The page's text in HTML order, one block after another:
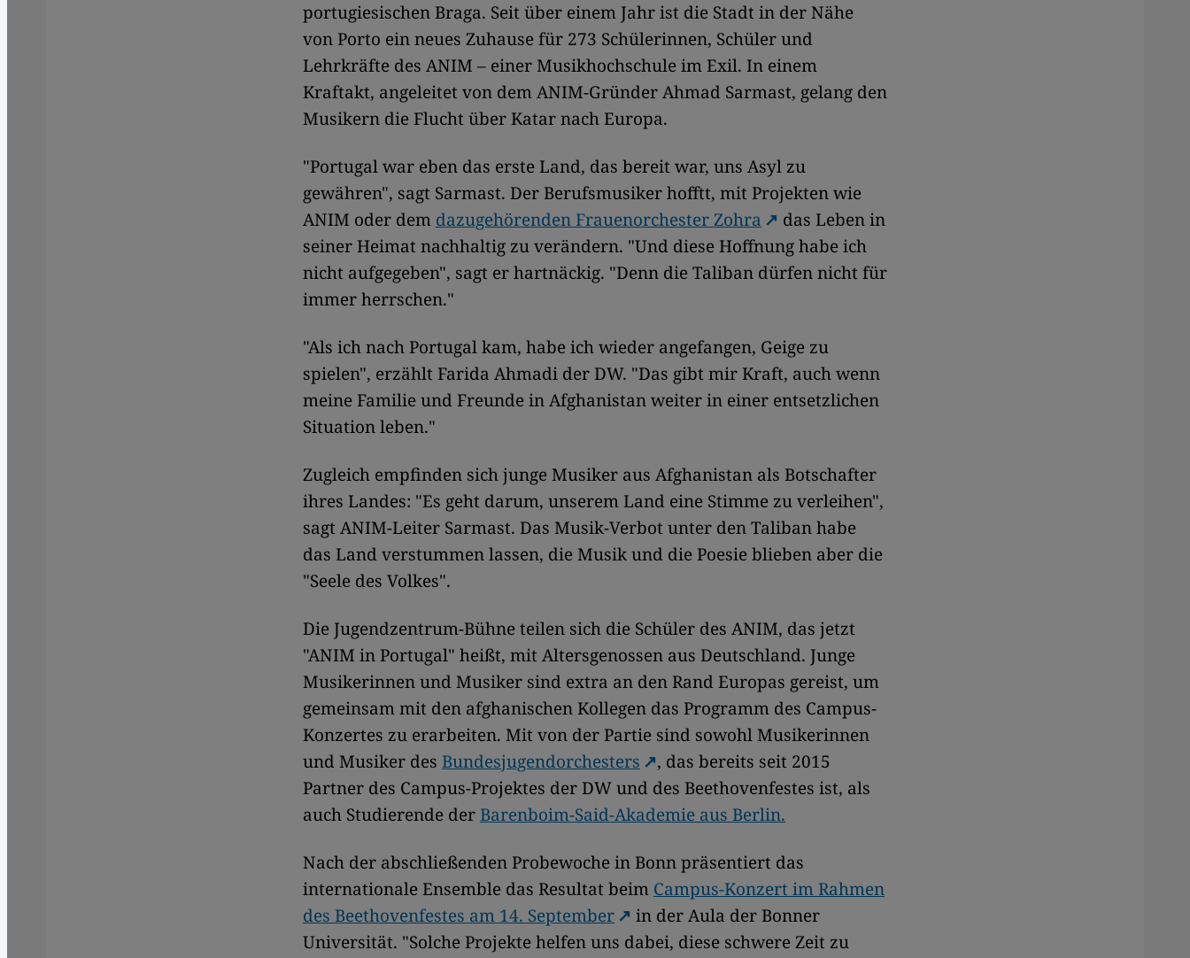
portugiesischen Braga. Seit über einem Jahr ist die Stadt in der Nähe
von Porto ein neues Zuhause für 273 Schülerinnen, Schüler und
Lehrkräfte des ANIM – einer Musikhochschule im Exil. In einem
Kraftakt, angeleitet von dem ANIM-Gründer Ahmad Sarmast, gelang den
Musikern die Flucht über Katar nach Europa.
"Portugal war eben das erste Land, das bereit war, uns Asyl zu
gewähren", sagt Sarmast. Der Berufsmusiker hofftt, mit Projekten wie
ANIM oder dem dazugehörenden Frauenorchester Zohra
das Leben in
seiner Heimat nachhaltig zu verändern. "Und diese Hoffnung habe ich
nicht aufgegeben", sagt er hartnäckig. "Denn die Taliban dürfen nicht für
immer herrschen."
"Als ich nach Portugal kam, habe ich wieder angefangen, Geige zu
spielen", erzählt Farida Ahmadi der DW. "Das gibt mir Kraft, auch wenn
meine Familie und Freunde in Afghanistan weiter in einer entsetzlichen
Situation leben."
Zugleich empfinden sich junge Musiker aus Afghanistan als Botschafter
ihres Landes: "Es geht darum, unserem Land eine Stimme zu verleihen",
sagt ANIM-Leiter Sarmast. Das Musik-Verbot unter den Taliban habe
das Land verstummen lassen, die Musik und die Poesie blieben aber die
"Seele des Volkes".
Die Jugendzentrum-Bühne teilen sich die Schüler des ANIM, das jetzt
"ANIM in Portugal" heißt, mit Altersgenossen aus Deutschland. Junge
Musikerinnen und Musiker sind extra an den Rand Europas gereist, um
gemeinsam mit den afghanischen Kollegen das Programm des Campus-
Konzertes zu erarbeiten. Mit von der Partie sind sowohl Musikerinnen
und Musiker des Bundesjugendorchesters
, das bereits seit 2015
Partner des Campus-Projektes der DW und des Beethovenfestes ist, als
auch Studierende derBarenboim-Said-Akademie aus Berlin.
Nach der abschließenden Probewoche in Bonn präsentiert das
internationale Ensemble das Resultat beim Campus-Konzert im Rahmen
des Beethovenfestes am 14. September
in der Aula der Bonner
Universität. "Solche Projekte helfen uns dabei, diese schwere Zeit zu